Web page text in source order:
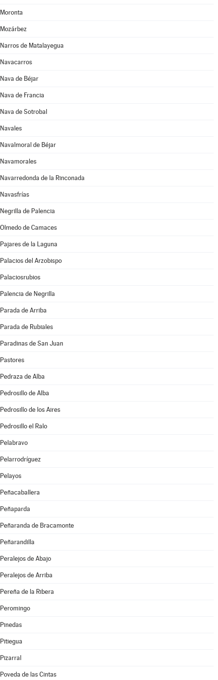
Moronta
Mozárbez
Narros de Matalayegua
Navacarros
Nava de Béjar
Nava de Francia
Nava de Sotrobal
Navales
Navalmoral de Béjar
Navamorales
Navarredonda de la Rinconada
Navasfrías
Negrilla de Palencia
Olmedo de Camaces
Pajares de la Laguna
Palacios del Arzobispo
Palaciosrubios
Palencia de Negrilla
Parada de Arriba
Parada de Rubiales
Paradinas de San Juan
Pastores
Pedraza de Alba
Pedrosillo de Alba
Pedrosillo de los Aires
Pedrosillo el Ralo
Pelabravo
Pelarrodríguez
Pelayos
Peñacaballera
Peñaparda
Peñaranda de Bracamonte
Peñarandilla
Peralejos de Abajo
Peralejos de Arriba
Pereña de la Ribera
Peromingo
Pinedas
Pitiegua
Pizarral
Poveda de las Cintas